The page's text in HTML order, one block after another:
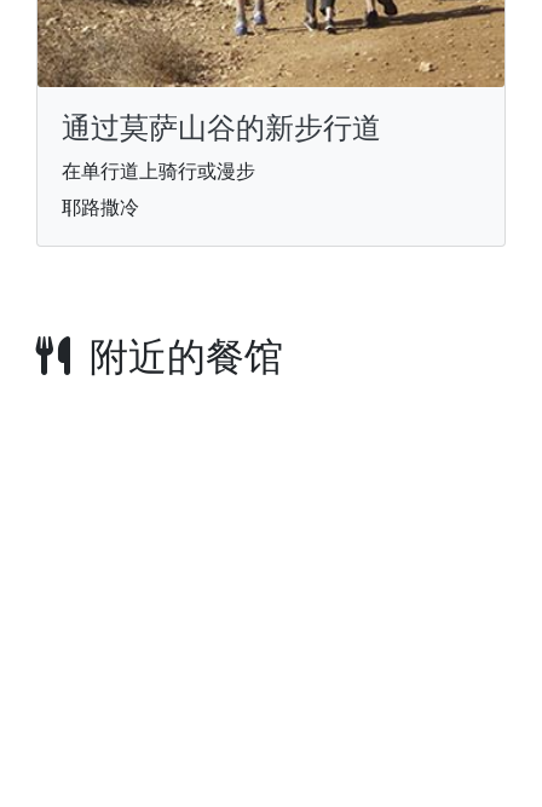
通过莫萨山谷的新步行道
在单行道上骑行或漫步
耶路撒冷
附近的餐馆